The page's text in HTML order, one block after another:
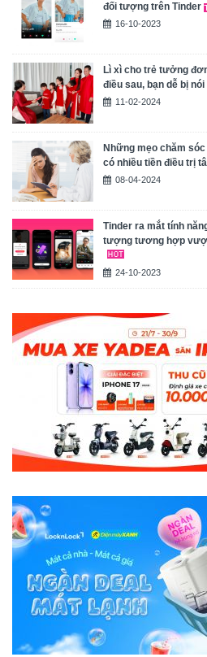
đối tượng trên Tinder
16-10-2023
Lì xì cho trẻ tưởng
điều sau, bạn dễ bị
11-02-2024
Những mẹo chăm
có nhiều tiền điều trị
08-04-2024
Tinder ra mắt tính
tượng tương hợp
24-10-2023